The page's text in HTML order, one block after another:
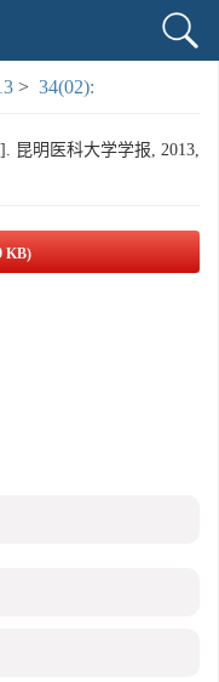
> 34(02):
昆明医科大学学报, 2013,
KB)